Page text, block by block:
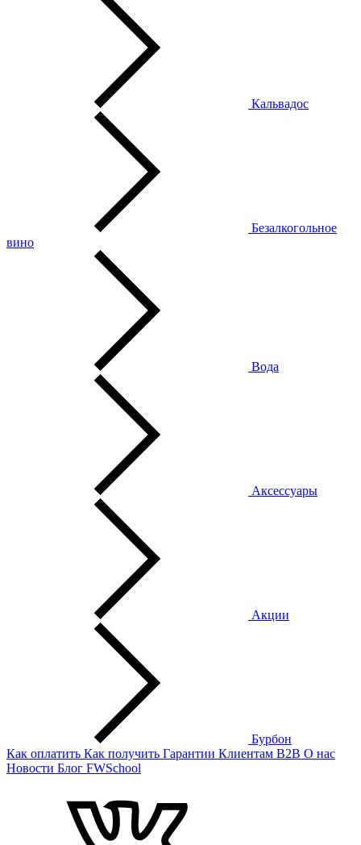
Кальвадос
Безалкогольное
вино
Вода
Аксессуары
Акции
Бурбон
Как оплатить Как получить Гарантии Клиентам B2B О нас
Новости Блог FWSchool